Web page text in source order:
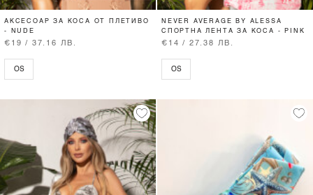
АКСЕСОАР ЗА КОСА ОТ ПЛЕТИВО
- NUDE
€19 / 37.16 ЛВ.
OS
NEVER AVERAGE BY ALESSA
СПОРТНА ЛЕНТА ЗА КОСА - PINK
€14 / 27.38 ЛВ.
OS